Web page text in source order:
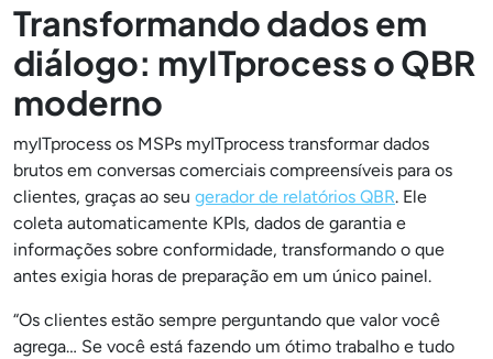
Transformando dados em
diálogo: myITprocess o QBR
moderno
myITprocess os MSPs myITprocess transformar dados
brutos em conversas comerciais compreensíveis para os
clientes, graças ao seu gerador de relatórios QBR. Ele
coleta automaticamente KPIs, dados de garantia e
informações sobre conformidade, transformando o que
antes exigia horas de preparação em um único painel.
“Os clientes estão sempre perguntando que valor você
agrega… Se você está fazendo um ótimo trabalho e tudo